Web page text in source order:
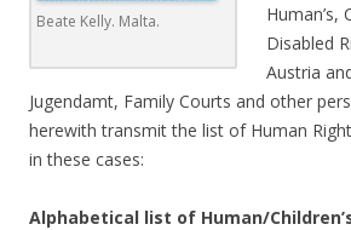
Beate Kelly. Malta.
Human’s,
Disabled
Austria
Jugendamt, Family Courts and other
herewith transmit the list of Human
in these cases:
Alphabetical list of Human/